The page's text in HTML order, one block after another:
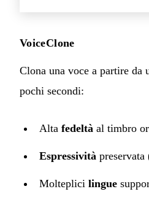
VoiceClone
Clona una voce a partire da
pochi secondi:
Alta fedeltà al timbro
Espressività
Molteplici lingue